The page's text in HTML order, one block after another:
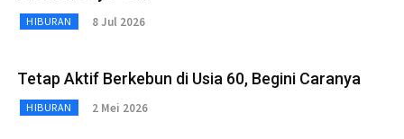
HIBURAN 8 Jul 2026
Tetap Aktif Berkebun di Usia 60, Begini Caranya
HIBURAN 2 Mei 2026